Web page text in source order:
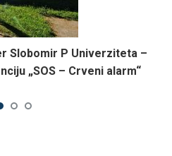
Slobomir P Univerziteta –
„SOS – Crveni alarm“